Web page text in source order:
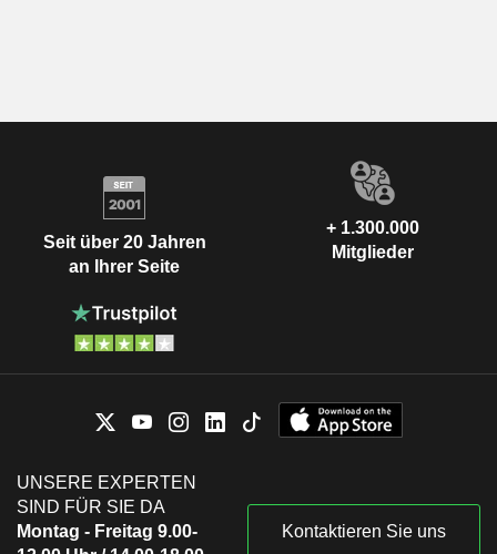
Seit über 20 Jahren
an Ihrer Seite
+ 1.300.000
Mitglieder
UNSERE EXPERTEN
SIND FÜR SIE DA
Montag - Freitag 9.00-
Kontaktieren Sie uns